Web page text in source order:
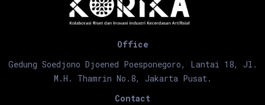
Office
Gedung Soedjono Djoened Poesponegoro, Lantai 18, Jl.
M.H. Thamrin No.8, Jakarta Pusat.
Contact